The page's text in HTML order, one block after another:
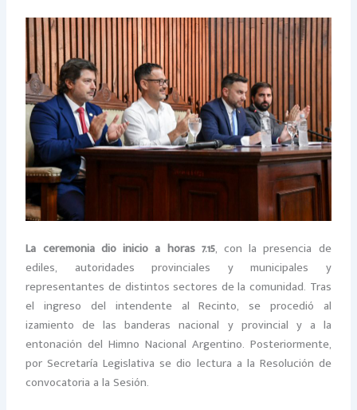
La ceremonia dio inicio a horas 7.15, con la presencia de
ediles, autoridades provinciales y municipales y
representantes de distintos sectores de la comunidad. Tras
el ingreso del intendente al Recinto, se procedió al
izamiento de las banderas nacional y provincial y a la
entonación del Himno Nacional Argentino. Posteriormente,
por Secretaría Legislativa se dio lectura a la Resolución de
convocatoria a la Sesión.